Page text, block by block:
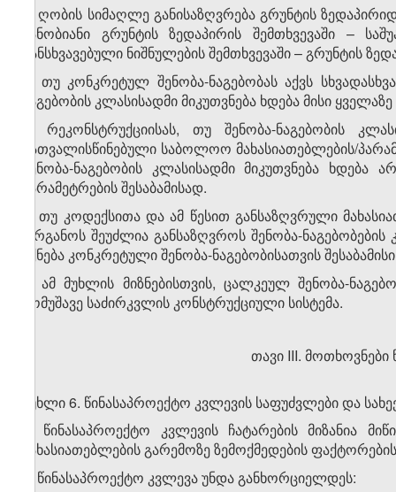
ე) ღობის სიმაღლე განისაზღვრება გრუნტის
ქანობიანი გრუნტის ზედაპირის შემთხვევაში
განსხვავებული ნიშნულების შემთხვევაში – გრუნტის
3. თუ კონკრეტულ შენობა-ნაგებობას აქვს
ნაგებობის კლასისადმი მიკუთვნება ხდება მისი
4. რეკონსტრუქციისას, თუ შენობა-ნაგებობის
გათვალისწინებული საბოლოო მახასიათებლების/
შენობა-ნაგებობის კლასისადმი მიკუთვნება ხდება
პარამეტრების შესაბამისად.
5. თუ კოდექსითა და ამ წესით განსაზღვრული
ორგანოს შეუძლია განსაზღვროს შენობა-
იქნება კონკრეტული შენობა-ნაგებობისათვის
6. ამ მუხლის მიზნებისთვის, ცალკეულ შენობა-
მომუშავე საძირკვლის კონსტრუქციული სისტემა.
თავი III.
მუხლი 6. წინასაპროექტო კვლევის საფუძვლები და
1. წინასაპროექტო კვლევის ჩატარების მიზანია
მახასიათებლების გარემოზე ზემოქმედების
2. წინასაპროექტო კვლევა უნდა განხორციელდეს: